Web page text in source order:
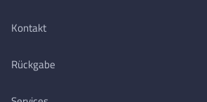
Kontakt
Rückgabe